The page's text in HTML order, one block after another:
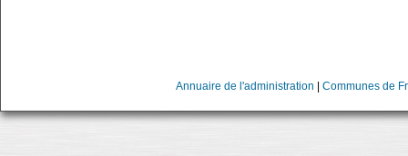
Annuaire de l'administration Communes de